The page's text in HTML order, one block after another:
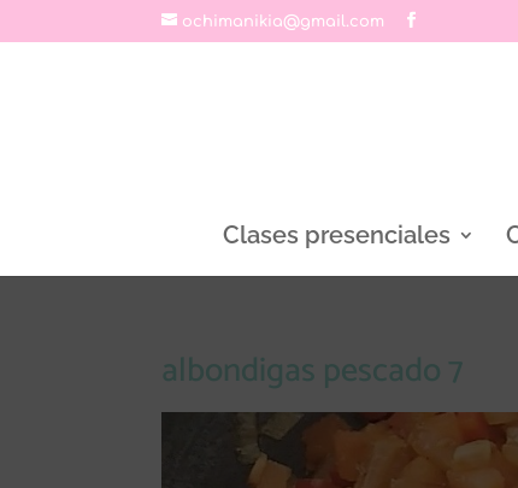
ochimanikia@gmail.com
Clases presenciales
albondigas pescado 7